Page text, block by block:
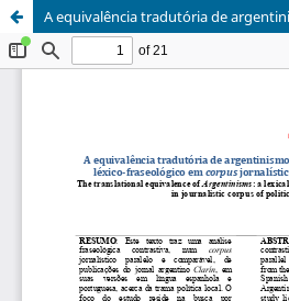
A equivalência tradutória de